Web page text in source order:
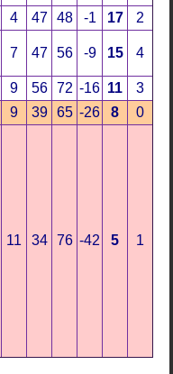
4 47 48 -1 17 2
7 47 56 -9 15 4
9 56 72 -16 11
3
9 39 65 -26 8 0
11 34 76 -42 5 1